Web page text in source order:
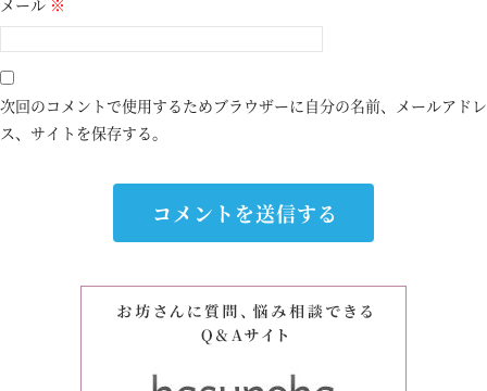
メール ※
次回のコメントで使用するためブラウザーに自分の名前、メールアドレ
ス、サイトを保存する。